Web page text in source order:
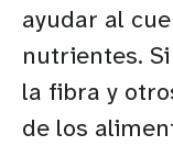
ayudar al
nutrientes.
la fibra y
de los